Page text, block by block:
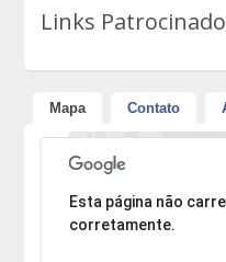
Links
Mapa Contato
Desculpe, mas o
Esta página não
corretamente.